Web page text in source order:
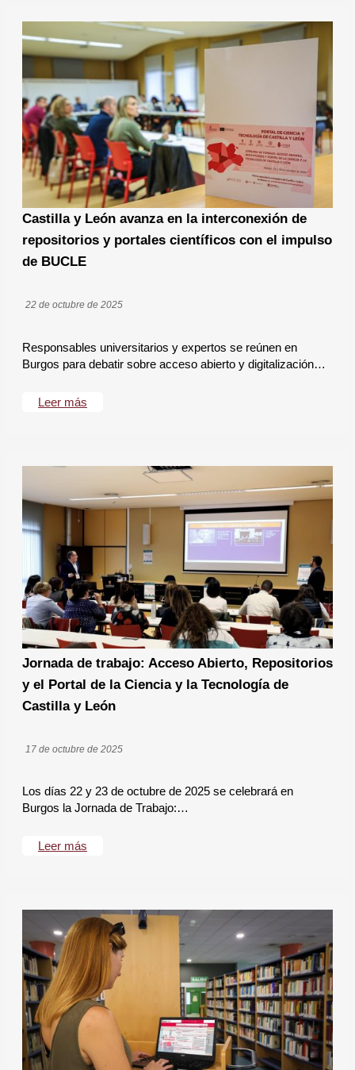
Castilla y León avanza en la interconexión de
repositorios y portales científicos con el impulso
de BUCLE
22 de octubre de 2025
Responsables universitarios y expertos se reúnen en
Burgos para debatir sobre acceso abierto y digitalización…
Leer más
Jornada de trabajo: Acceso Abierto, Repositorios
y el Portal de la Ciencia y la Tecnología de
Castilla y León
17 de octubre de 2025
Los días 22 y 23 de octubre de 2025 se celebrará en
Burgos la Jornada de Trabajo:…
Leer más